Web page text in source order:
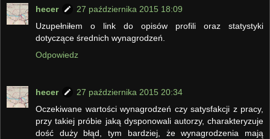
hecer
27 października 2015 18:09
Uzupełniłem o link do opisów profili oraz statystyki
dotyczące średnich wynagrodzeń.
Odpowiedz
hecer
27 października 2015 20:34
Oczekiwane wartości wynagrodzeń czy satysfakcji z pracy,
przy takiej próbie jaką dysponowali autorzy, charakteryzuje
dość duży błąd, tym bardziej, że wynagrodzenia mają